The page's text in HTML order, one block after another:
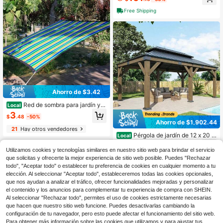
Ahorro de $3.42
Local Red de sombra para jardín y p
atio con hebilla de cobre y cuerda c
olgante, de polietileno de alta densi
dad, bloqueo UV del 90%, adecuad
a para pabellones, terrazas, toldos
de jardín, invernaderos, redes de so
mbra para plantas, refuerzo de esqu
inas de plástico, red de sombra exte
rior de varios tamaños, red de somb
ra, red de sombra para plantas, pant
alla de privacidad
$3.48 -50%
21Hay otros vendedores
traíble, para jardín, patio o terraza
Free Shipping
Ahorro de $1,902.44
Local Pérgola de jardín de 12 x 20 pi
es con techo duro - Pérgola de mad
era maciza para exteriores con dobl
e techo de hierro y estructura de m
adera en gris carbón y gris marrón p
ara el jardín, el porche y el patio
1,667
-53%
Envío Rápido
Free Shipping
Utilizamos cookies y tecnologías similares en nuestro sitio web para brindar el servicio
que solicitas y ofrecerte la mejor experiencia de sitio web posible. Puedes "Rechazar
todo", "Aceptar todo" o establecer tu preferencia de cookies en cualquier momento a tu
elección. Al seleccionar "Aceptar todo", estableceremos todas las cookies opcionales,
que nos ayudan a analizar el tráfico, ofrecer funcionalidades mejoradas y personalizar
el contenido y los anuncios para complementar tu experiencia de compra con SHEIN.
Al seleccionar "Rechazar todo", permites el uso de cookies estrictamente necesarias
que hacen que nuestro sitio web funcione. Puedes desactivarlas cambiando la
configuración de tu navegador, pero esto puede afectar el funcionamiento del sitio web.
Para obtener más información sobre las cookies que utilizamos y para ajustar tus